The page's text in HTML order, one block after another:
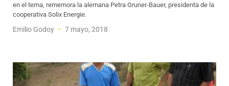
en el tema, rememora la alemana Petra Gruner-Bauer, presidenta de la
cooperativa Solix Energie.
Emilio Godoy 7 mayo, 2018